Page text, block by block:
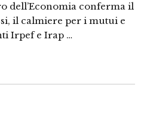
dell’Economia conferma il
il calmiere per i mutui e
Irpef e Irap …